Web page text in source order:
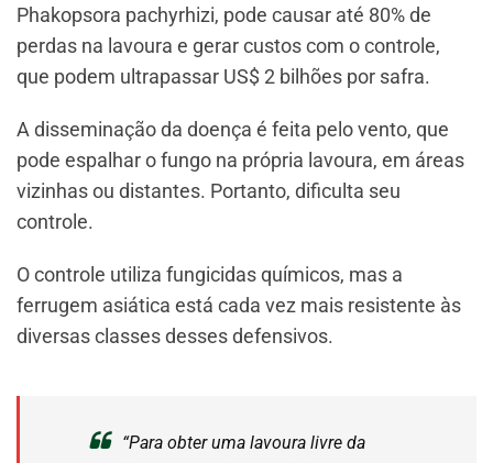
Phakopsora pachyrhizi, pode causar até 80% de
perdas na lavoura e gerar custos com o controle,
que podem ultrapassar US$ 2 bilhões por safra.
A disseminação da doença é feita pelo vento, que
pode espalhar o fungo na própria lavoura, em áreas
vizinhas ou distantes. Portanto, dificulta seu
controle.
O controle utiliza fungicidas químicos, mas a
ferrugem asiática está cada vez mais resistente às
diversas classes desses defensivos.
“Para obter uma lavoura livre da